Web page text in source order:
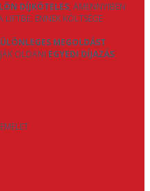
DÍJKÖTELES, AMENNYIBEN
ENNEK KÖLTSÉGE
MEGOLDÁST
OLDANI EGYEDI DÍJAZÁS